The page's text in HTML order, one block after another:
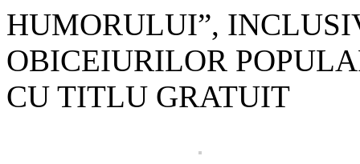
HUMORULUI”,
OBICEIURILOR
CU TITLU GRATUIT